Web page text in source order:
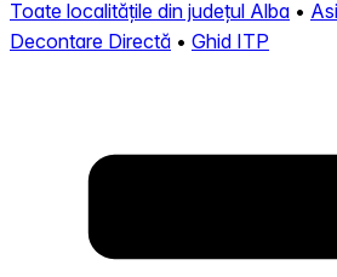
Toate localitățile din județul Alba •
Decontare Directă • Ghid ITP